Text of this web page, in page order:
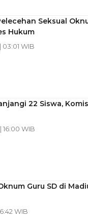
Seksual
Hukum
03:01 WIB
22 Siswa,
16:00 WIB
Guru SD di
WIB